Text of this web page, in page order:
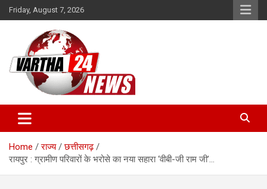
Skip
to
Friday, August 7, 2026
Vartha 24
Home राज्य
छत्तीसगढ़
रायपुर : ग्रामीण परिवारों के भरोसे का नया सहारा ‘वीबी-जी राम जी’…